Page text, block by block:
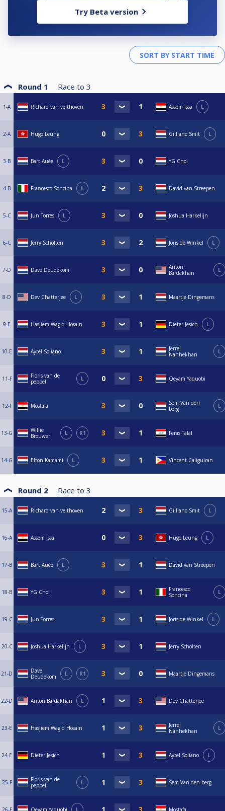
Try Beta version
Round 1 Race to 3
1-A Richard van velthoven Assem Issa L
2-A Hugo Leung Gilliano Smit L
3-B Bart Auée L YG Choi
4-B Francesco Soncina L David van Streepen
5-C Jun Torres L Joshua Harkelijn
6-C Jerry Scholten Joris de Winkel L
7-D Dave Deudekom
Anton
Bardakhan
L
8-D Dev Chatterjee L Maartje Dingemans
9-E Hasjiem Wagid Hosain Dieter Jesich L
10-E Aytel Soliano
Jerrel
Nanhekhan
L
11-F
Floris van de
peppel
L Qeyam Yaquobi
12-F Mostafa
Sem Van den
berg
L
13-G
Willie
Brouwer
L R1 Feras Talal
14-G Elton Kamami L Vincent Caliguiran
Round 2 Race to 3
15-A Richard van velthoven Gilliano Smit L
16-A Assem Issa Hugo Leung L
17-B Bart Auée L David van Streepen
18-B YG Choi
Francesco
Soncina
L
19-C Jun Torres Joris de Winkel L
20-C Joshua Harkelijn L Jerry Scholten
21-D
Dave
Deudekom
L R1 Maartje Dingemans
22-D Anton Bardakhan L Dev Chatterjee
23-E Hasjiem Wagid Hosain
Jerrel
Nanhekhan
L
24-E Dieter Jesich Aytel Soliano L
25-F
Floris van de
peppel
L Sem Van den berg